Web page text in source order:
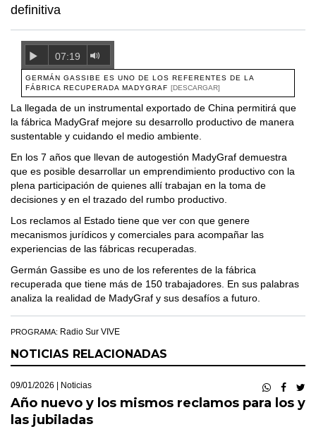
definitiva
07:19
GERMÁN GASSIBE ES UNO DE LOS REFERENTES DE LA
FÁBRICA RECUPERADA MADYGRAF [DESCARGAR]
La llegada de un instrumental exportado de China permitirá que
la fábrica MadyGraf mejore su desarrollo productivo de manera
sustentable y cuidando el medio ambiente.
En los 7 años que llevan de autogestión MadyGraf demuestra
que es posible desarrollar un emprendimiento productivo con la
plena participación de quienes allí trabajan en la toma de
decisiones y en el trazado del rumbo productivo.
Los reclamos al Estado tiene que ver con que genere
mecanismos jurídicos y comerciales para acompañar las
experiencias de las fábricas recuperadas.
Germán Gassibe es uno de los referentes de la fábrica
recuperada que tiene más de 150 trabajadores. En sus palabras
analiza la realidad de MadyGraf y sus desafíos a futuro.
PROGRAMA: Radio Sur VIVE
NOTICIAS RELACIONADAS
09/01/2026 | Noticias
Año nuevo y los mismos reclamos para los y
las jubiladas